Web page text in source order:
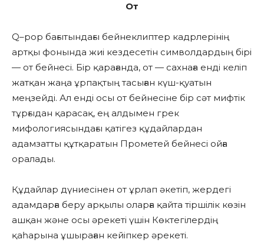
От
Q–pop бағытындағы бейнеклиптер кадрлерінің
артқы фонында жиі кездесетін символдардың бірі
— от бейнесі. Бір қарағанда, от — сахнаға енді келіп
жатқан жаңа ұрпақтың тасыған күш-қуатын
меңзейді. Ал енді осы от бейнесіне бір сәт мифтік
тұрғыдан қарасақ, ең алдымен грек
мифологиясындағы қатігез құдайлардан
адамзатты құтқаратын Прометей бейнесі ойға
оралады.
Құдайлар дүниесінен от ұрлап әкетіп, жердегі
адамдарға беру арқылы оларға қайта тіршілік көзін
ашқан және осы әрекеті үшін Көктегілердің
қаһарына ұшыраған кейіпкер әрекеті.